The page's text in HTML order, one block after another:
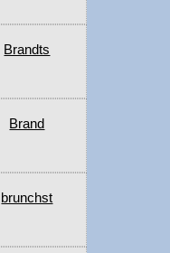
Brandts
Brand
brunchst